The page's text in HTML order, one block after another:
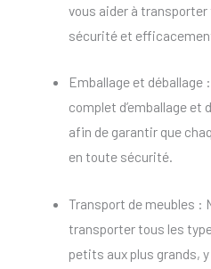
vous aider à
sécurité et
Emballage et
complet d’emballage et
afin de garantir que
en toute sécurité.
Transport de meubles :
transporter tous les
petits aux plus grands,